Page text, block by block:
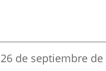
Fecha
26 de septiembre de